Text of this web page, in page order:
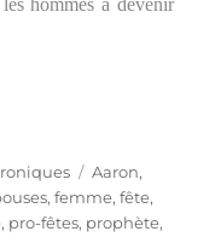
hommes à devenir
Étiquettes
Aaron,
,femme,fête,
, pro-fêtes, prophète,